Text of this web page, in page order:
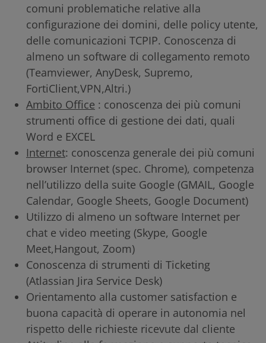
comuni problematiche relative alla
configurazione dei domini, delle policy utente,
delle comunicazioni TCPIP. Conoscenza di
almeno un software di collegamento remoto
(Teamviewer, AnyDesk, Supremo,
FortiClient,VPN,Altri.)
Ambito Office : conoscenza dei più comuni
strumenti office di gestione dei dati, quali
Word e EXCEL
Internet: conoscenza generale dei più comuni
browser Internet (spec. Chrome), competenza
nell’utilizzo della suite Google (GMAIL, Google
Calendar, Google Sheets, Google Document)
Utilizzo di almeno un software Internet per
chat e video meeting (Skype, Google
Meet,Hangout, Zoom)
Conoscenza di strumenti di Ticketing
(Atlassian Jira Service Desk)
Orientamento alla customer satisfaction e
buona capacità di operare in autonomia nel
rispetto delle richieste ricevute dal cliente